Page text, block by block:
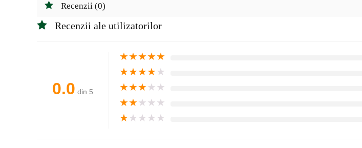
Recenzii (0)
Recenzii ale utilizatorilor
0.0 din 5
★★★★★
★★★★★
★★★★★
★★★★★
★★★★★